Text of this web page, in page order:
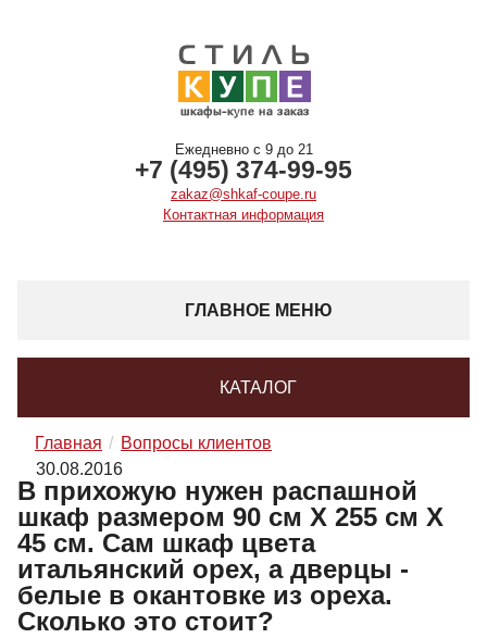
Ежедневно с 9 до 21
+7 (495) 374-99-95
zakaz@shkaf-coupe.ru
Контактная информация
ГЛАВНОЕ МЕНЮ
КАТАЛОГ
Главная
Вопросы клиентов
30.08.2016
В прихожую нужен распашной
шкаф размером 90 см Х 255 см Х
45 см. Сам шкаф цвета
итальянский орех, а дверцы -
белые в окантовке из ореха.
Сколько это стоит?